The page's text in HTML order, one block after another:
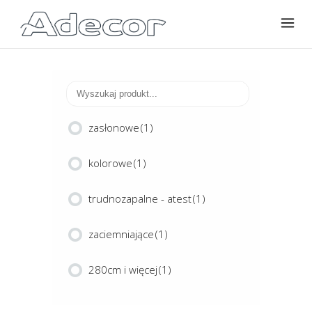
zasłonowe(1)
kolorowe(1)
trudnozapalne - atest(1)
zaciemniające(1)
280cm i więcej(1)